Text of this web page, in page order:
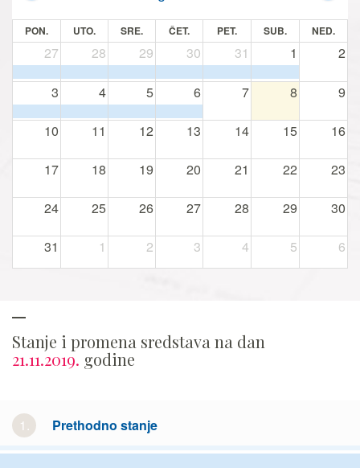
PON. UTO. SRE. ČET. PET. SUB. NED.
27 28 29 30 31 1 2
3 4 5 6 7 8 9
10 11 12 13 14 15 16
17 18 19 20 21 22 23
24 25 26 27 28 29 30
31 1 2 3 4 5 6
Stanje i promena sredstava na dan
21.11.2019. godine
1. Prethodno stanje